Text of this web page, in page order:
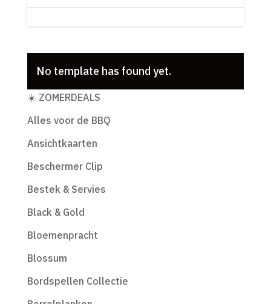
No template has found yet.
Productcategorieën
☀️ ZOMERDEALS
Alles voor de BBQ
Ansichtkaarten
Beschermer Clip
Bestek & Servies
Black & Gold
Bloemenpracht
Blossum
Bordspellen Collectie